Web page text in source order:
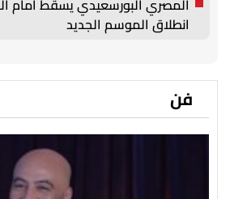
انطلاق الموسم الجديد
فن